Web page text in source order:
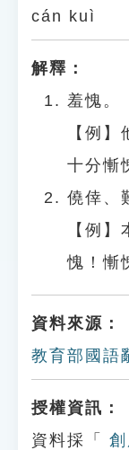
貓頭鷹博士
cán kuì
解釋：
羞愧。
【例
十分慚
僥倖、
【例
愧！慚
資料來源：
教育部國語
授權資訊：
資料採「